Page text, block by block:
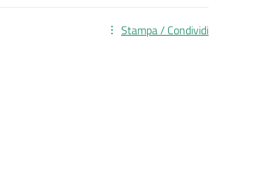
Stampa / Condividi